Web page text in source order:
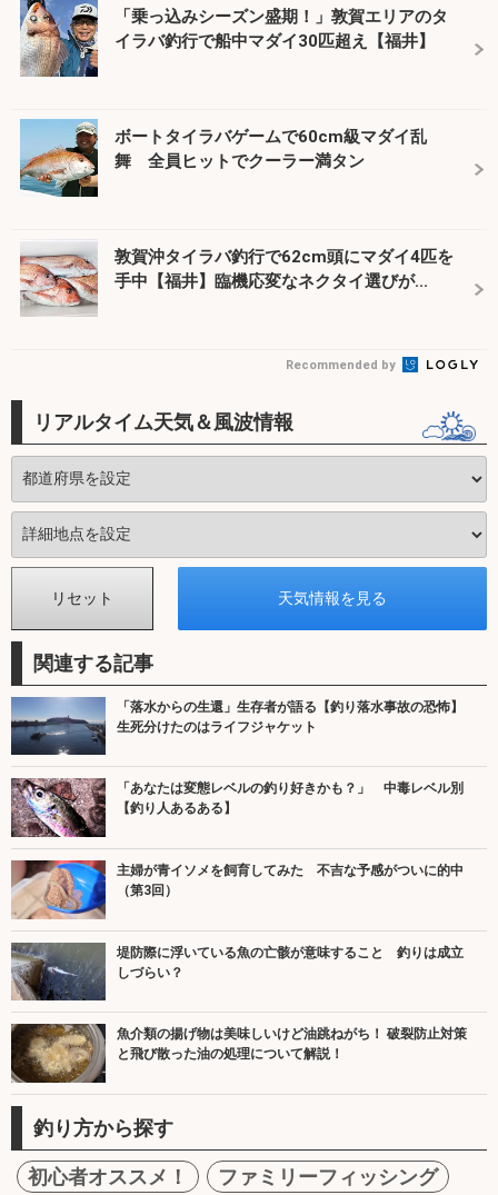
「乗っ込みシーズン盛期！」敦賀エリアのタ
イラバ釣行で船中マダイ30匹超え【福井】
ボートタイラバゲームで60cm級マダイ乱
舞 全員ヒットでクーラー満タン
敦賀沖タイラバ釣行で62cm頭にマダイ4匹を
手中【福井】臨機応変なネクタイ選びが...
Recommended by
リアルタイム天気＆風波情報
関連する記事
「落水からの生還」生存者が語る【釣り落水事故の恐怖】
生死分けたのはライフジャケット
「あなたは変態レベルの釣り好きかも？」 中毒レベル別
【釣り人あるある】
主婦が青イソメを飼育してみた 不吉な予感がついに的中
（第3回）
堤防際に浮いている魚の亡骸が意味すること 釣りは成立
しづらい？
魚介類の揚げ物は美味しいけど油跳ねがち！ 破裂防止対策
と飛び散った油の処理について解説！
釣り方から探す
初心者オススメ！
ファミリーフィッシング